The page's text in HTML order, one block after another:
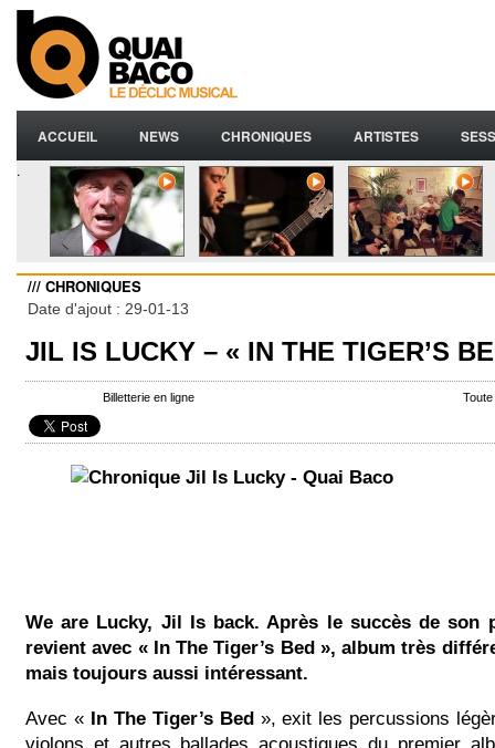
ACCUEIL NEWS CHRONIQUES ARTISTES
.
/// CHRONIQUES
Date d'ajout : 29-01-13
JIL IS LUCKY – « IN THE TIGER’S
Billetterie en ligne
We are Lucky, Jil Is back. Après le succès de son
revient avec « In The Tiger’s Bed », album très
mais toujours aussi intéressant.
Avec « In The Tiger’s Bed », exit les percussions
violons et autres ballades acoustiques du premier